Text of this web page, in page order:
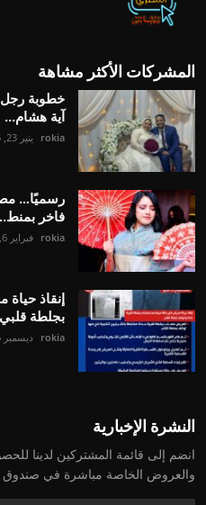
المشركات الأكثر مشاهة
خطوبة رجل
آية هشام...
rokia ينير 23, 2026
رسميًا…
فاخر
rokia فبراير 6, 2026
إنقاذ
بجلطة
rokia ديسمبر 26, 2025
النشرة الإخبارية
انضم إلى قائمة المشتركين لدينا
والعروض الخاصة مباشرة في صندوق